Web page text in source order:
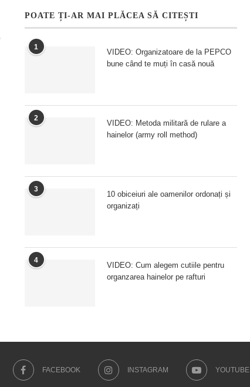
POATE ȚI-AR MAI PLĂCEA SĂ CITEȘTI
1
VIDEO: Organizatoare de la PEPCO
bune când te muți în casă nouă
2
VIDEO: Metoda militară de rulare a
hainelor (army roll method)
3
10 obiceiuri ale oamenilor ordonați și
organizați
4
VIDEO: Cum alegem cutiile pentru
organzarea hainelor pe rafturi
FACEBOOK INSTAGRAM YOUTUBE